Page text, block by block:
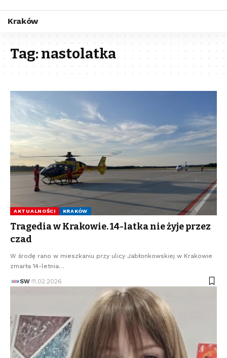
Kraków
Tag:nastolatka
AKTUALNOŚCI KRAKÓW
Tragedia w Krakowie. 14-latka nie żyje przez
czad
W środę rano w mieszkaniu przy ulicy Jabłonkowskiej w Krakowie
zmarła 14-letnia…
SW 11.02.2026